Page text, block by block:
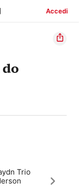
Accedi
Trio